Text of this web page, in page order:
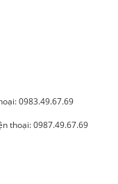
0983.49.67.69
thoại: 0987.49.67.69